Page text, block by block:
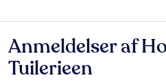
Anmeldelser
Anmeldelser af
Tuilerieen